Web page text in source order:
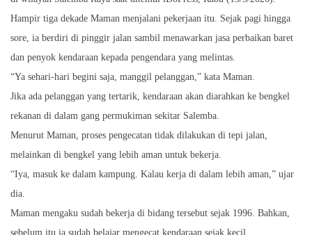
Hampir tiga dekade Maman menjalani pekerjaan itu. Sejak pagi hingga
sore, ia berdiri di pinggir jalan sambil menawarkan jasa perbaikan baret
dan penyok kendaraan kepada pengendara yang melintas.
“Ya sehari-hari begini saja, manggil pelanggan,” kata Maman.
Jika ada pelanggan yang tertarik, kendaraan akan diarahkan ke bengkel
rekanan di dalam gang permukiman sekitar Salemba.
Menurut Maman, proses pengecatan tidak dilakukan di tepi jalan,
melainkan di bengkel yang lebih aman untuk bekerja.
“Iya, masuk ke dalam kampung. Kalau kerja di dalam lebih aman,” ujar
dia.
Maman mengaku sudah bekerja di bidang tersebut sejak 1996. Bahkan,
sebelum itu ia sudah belajar mengecat kendaraan sejak kecil.